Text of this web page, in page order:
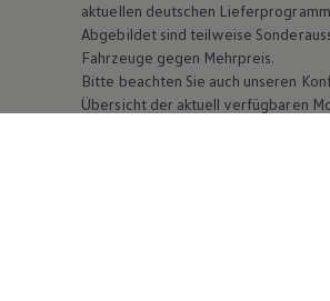
aktuellen deutschen
Abgebildet sind teilweise
Fahrzeuge gegen Mehrpreis.
Bitte beachten Sie auch unseren
Übersicht der aktuell verfügbaren